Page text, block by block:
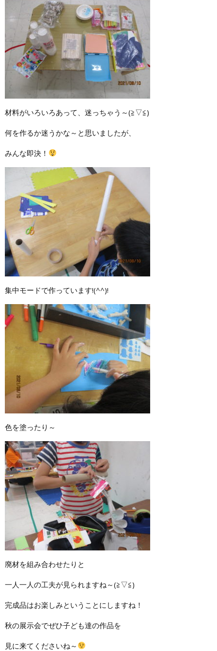
材料がいろいろあって、迷っちゃう～(≧▽≦)
何を作るか迷うかな～と思いましたが、
みんな即決！
集中モードで作っています!(^^)!
色を塗ったり～
廃材を組み合わせたりと
一人一人の工夫が見られますね～(≧▽≦)
完成品はお楽しみということにしますね！
秋の展示会でぜひ子ども達の作品を
見に来てくださいね～